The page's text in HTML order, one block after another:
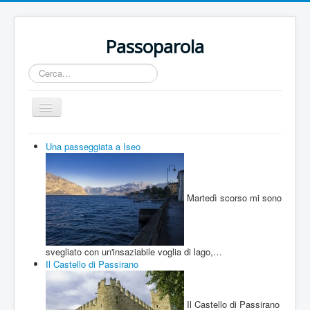
Passoparola
Cerca...
Cambia
navigazione
Home
Territorio
Incontri
Eventi
Artisti
Buone Nuove
Sport
Contatti
Una passeggiata a Iseo
Martedì scorso mi sono
svegliato con un'insaziabile voglia di lago,…
Il Castello di Passirano
Il Castello di Passirano